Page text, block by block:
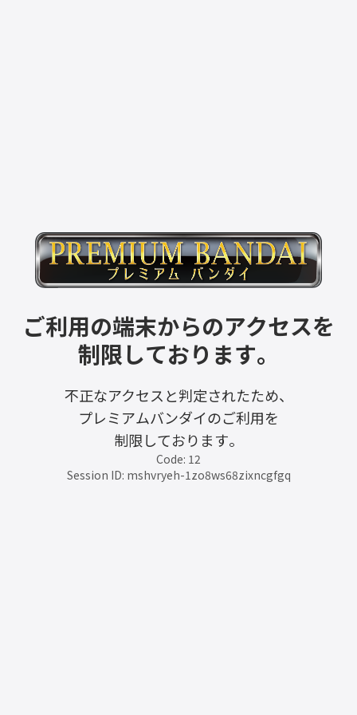
ご利用の端末からのアクセスを
制限しております。
不正なアクセスと判定されたため、
プレミアムバンダイのご利用を
制限しております。
Code: 12
Session ID: mshvryeh-1zo8ws68zixncgfgq